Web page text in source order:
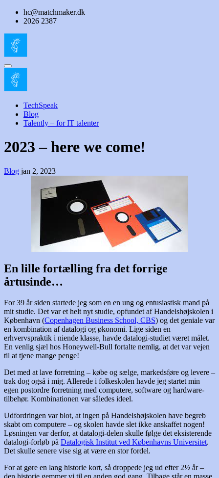
Skip
hc@matchmaker.dk
2026 2387
TechSpeak
Blog
Talently – for IT talenter
2023 – here we come!
Blog jan 2, 2023
En lille fortælling fra det forrige
årtusinde…
For 39 år siden startede jeg som en en ung og entusiastisk mand på
mit studie. Det var et helt nyt studie, opfundet af Handelshøjskolen i
København (Copenhagen Business School, CBS) og det geniale var
en kombination af datalogi og økonomi. Lige siden en
erhvervspraktik i niende klasse, havde datalogi-studiet været målet.
En venlig sjæl hos Honeywell-Bull fortalte nemlig, at det var vejen
til at tjene mange penge!
Det med at lave forretning – købe og sælge, markedsføre og levere –
trak dog også i mig. Allerede i folkeskolen havde jeg startet min
egen postordre forretning med computere, software og hardware-
tilbehør. Kombinationen var således ideel.
Udfordringen var blot, at ingen på Handelshøjskolen have begreb
skabt om computere – og skolen havde slet ikke anskaffet nogen!
Løsningen var derfor, at datalogi-delen skulle følge det eksisterende
datalogi-forløb på Datalogisk Institut ved Københavns Universitet.
Det skulle senere vise sig at være en stor fordel.
For at gøre en lang historie kort, så droppede jeg ud efter 2½ år –
den historie gemmer vi til en anden god gang. Tilbage står en masse